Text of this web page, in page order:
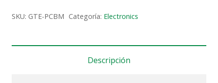
SKU: GTE-PCBM Categoría: Electronics
Descripción